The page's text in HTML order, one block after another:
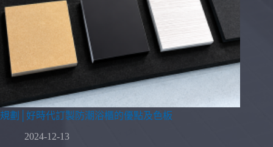
規劃│好時代訂製防潮浴櫃的優點及色板
2024-12-13